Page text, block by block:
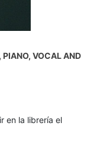
VOCAL AND
en la librería el